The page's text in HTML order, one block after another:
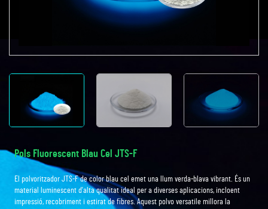
Pols Fluorescent Blau Cel JTS-F
El polvoritzador JTS-F de color blau cel emet una llum verda-blava vibrant. És un
material luminescent d'alta qualitat ideal per a diverses aplicacions, incloent
impressió, recobriment i estirat de fibres. Aquest polvo versatile millora la